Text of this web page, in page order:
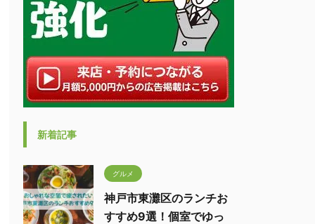
新着記事
グルメ
神戸市東灘区のランチお
すすめ9選！個室でゆっ